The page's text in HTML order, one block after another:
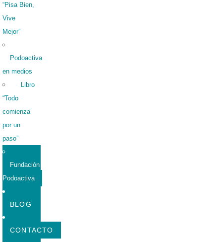
“Pisa Bien,
Vive
Mejor”
Podoactiva
en medios
Libro
“Todo
comienza
por un
paso”
Fundación
Podoactiva
BLOG
CONTACTO